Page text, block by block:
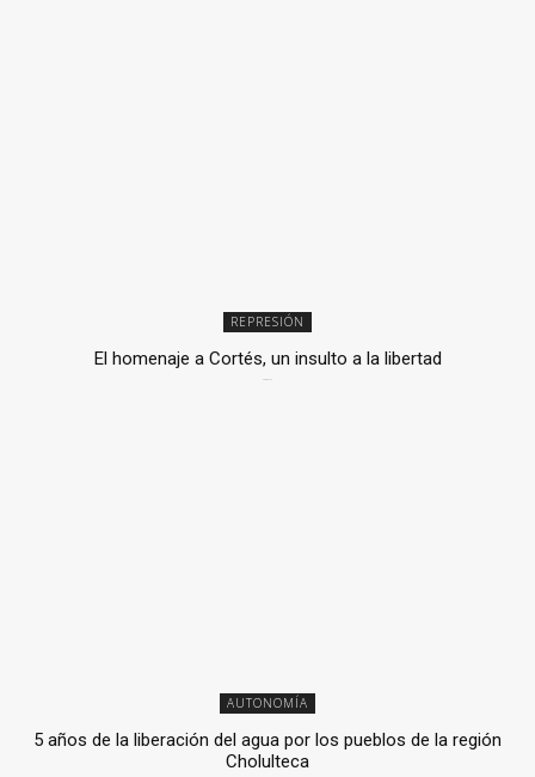
REPRESIÓN
El homenaje a Cortés, un insulto a la libertad
AUTONOMÍA
5 años de la liberación del agua por los pueblos de la región
Cholulteca